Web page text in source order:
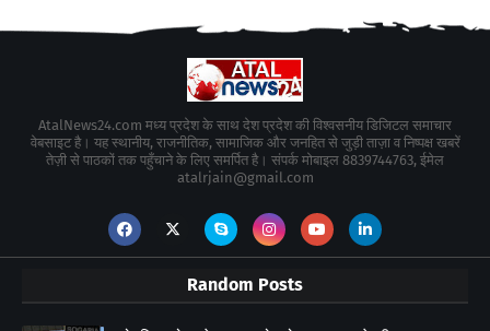
AtalNews24.com मध्य प्रदेश के साथ देश प्रदेश की विश्वसनीय डिजिटल समाचार
वेबसाइट है। यह स्थानीय, राजनीतिक, सामाजिक और जनहित से जुड़ी ताज़ा व निष्पक्ष खबरें
तेज़ी से पाठकों तक पहुँचाने के लिए समर्पित है। संपर्क मोबाइल 8839744763, ईमेल
atalrjain@gmail.com
Random Posts